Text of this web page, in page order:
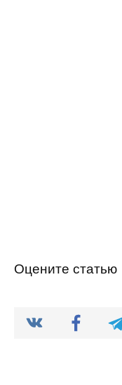
Оцените статью